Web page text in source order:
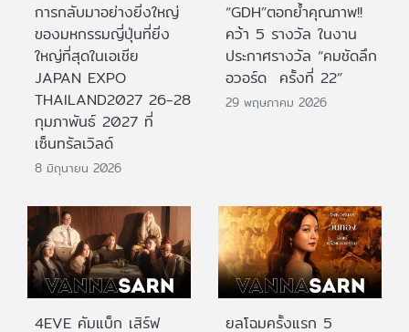
การกลับมาอย่างยิ่งใหญ่
ของมหกรรมญี่ปุ่นที่ยิ่ง
ใหญ่ที่สุดในเอเชีย
JAPAN EXPO
THAILAND2027 26-28
กุมภาพันธ์ 2027 ที่
เซ็นทรัลเวิลด์
8 มิถุนายน 2026
“GDH”ตอกย้ำคุณภาพ!!
คว้า 5 รางวัล ในงาน
ประกาศรางวัล “คมชัดลึก
อวอร์ด ครั้งที่ 22”
29 พฤษภาคม 2026
4EVE คัมแบ็ก เสิร์ฟ ยลโฉมครั้งแรก 5